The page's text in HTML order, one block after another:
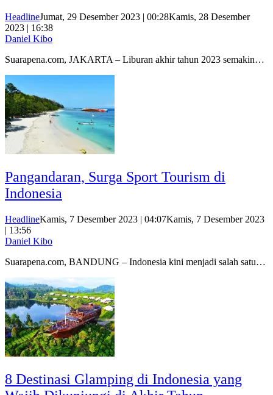
HeadlineJumat, 29 Desember 2023 | 00:28Kamis, 28 Desember
2023 | 16:38
Daniel Kibo
Suarapena.com, JAKARTA – Liburan akhir tahun 2023 semakin…
Pangandaran, Surga Sport Tourism di
Indonesia
HeadlineKamis, 7 Desember 2023 | 04:07Kamis, 7 Desember 2023
| 13:56
Daniel Kibo
Suarapena.com, BANDUNG – Indonesia kini menjadi salah satu…
8 Destinasi Glamping di Indonesia yang